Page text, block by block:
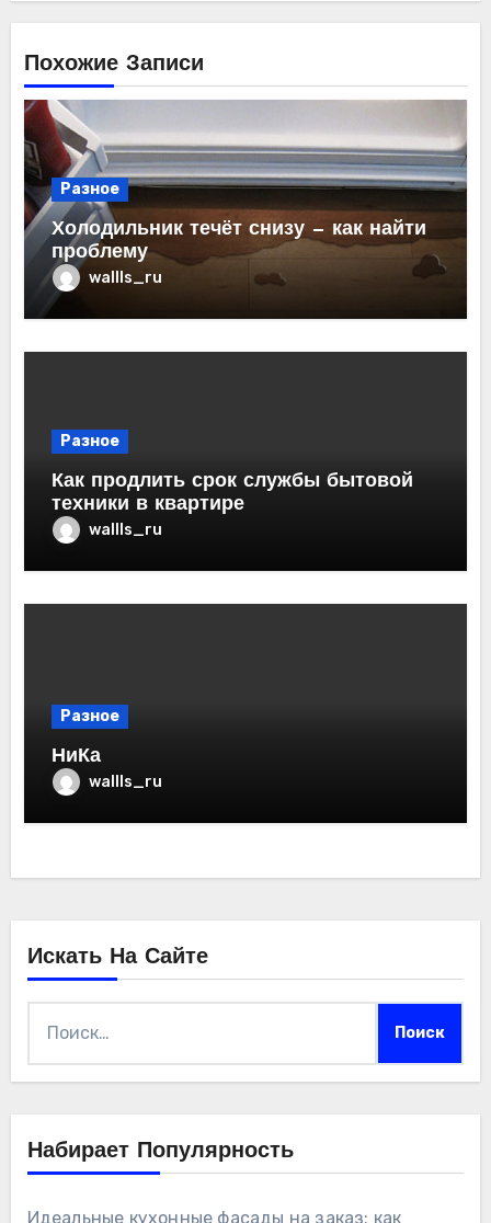
Похожие Записи
Разное
Холодильник течёт снизу — как найти
проблему
wallls_ru
Разное
Как продлить срок службы бытовой
техники в квартире
wallls_ru
Разное
НиКа
wallls_ru
Искать На Сайте
Набирает Популярность
Идеальные кухонные фасады на заказ: как